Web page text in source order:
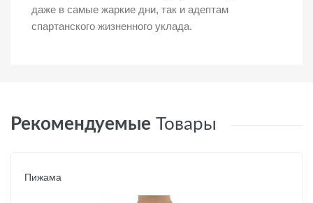
даже в самые жаркие дни, так и адептам
спартанского жизненного уклада.
Рекомендуемые Товары
Пижама